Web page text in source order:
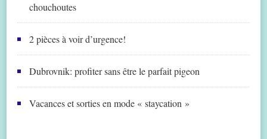
chouchoutes
2 pièces à voir d’urgence!
Dubrovnik: profiter sans être le parfait pigeon
Vacances et sorties en mode « staycation »